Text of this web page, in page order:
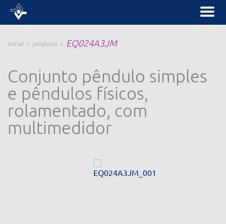
Inicial produtos EQ024A3JM
Conjunto pêndulo simples
e pêndulos físicos,
rolamentado, com
multimedidor